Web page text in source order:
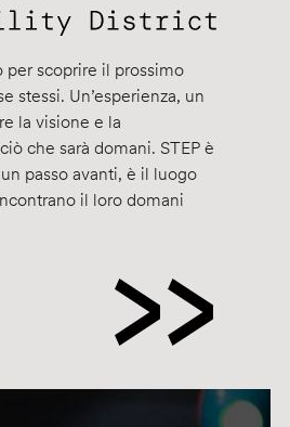
per scoprire il prossimo
stessi. Un’esperienza, un
la visione e la
che sarà domani. STEP è
passo avanti, è il luogo
il loro domani